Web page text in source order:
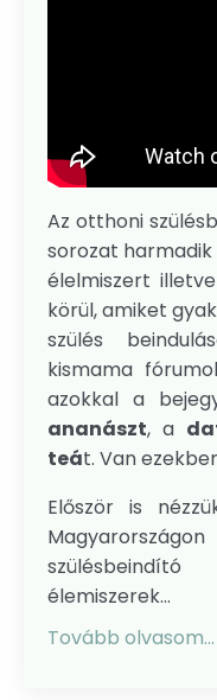
Az otthoni
sorozat
élelmiszert
körül, amiket
szülés
kismama
azokkal a
ananászt, a
teát. Van
Először is
élemiszerek...
Tovább olvasom...